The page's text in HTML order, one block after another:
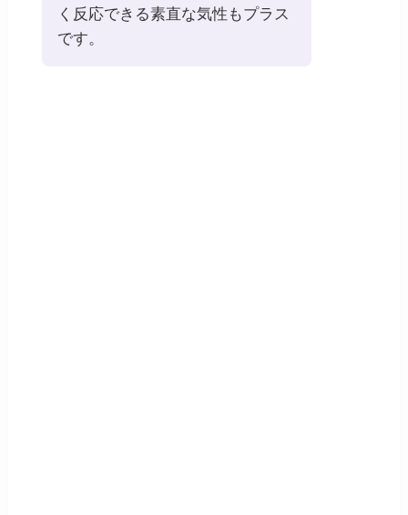
く反応できる素直な気性もプラス
です。